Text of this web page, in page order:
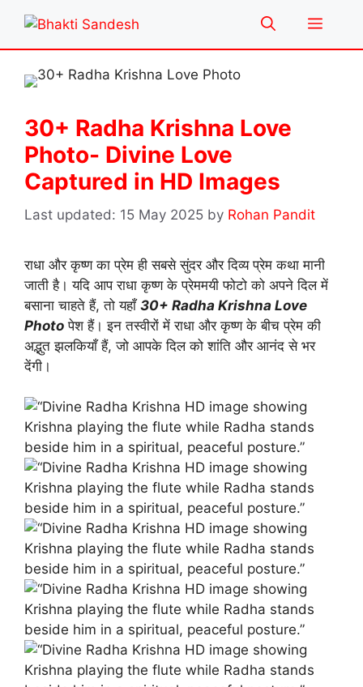
content
Menu
30+ Radha Krishna Love
Photo- Divine Love
Captured in HD Images
15 May 2025 by Rohan Pandit
राधा और कृष्ण का प्रेम ही सबसे सुंदर और दिव्य प्रेम कथा मानी
जाती है। यदि आप राधा कृष्ण के प्रेममयी फोटो को अपने दिल में
बसाना चाहते हैं, तो यहाँ30+ Radha Krishna Love
Photo पेश हैं। इन तस्वीरों में राधा और कृष्ण के बीच प्रेम की
अद्भुत झलकियाँ हैं, जो आपके दिल को शांति और आनंद से भर
देंगी।